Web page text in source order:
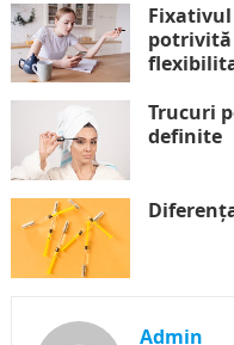
potrivită
Trucuri
definite
Admin